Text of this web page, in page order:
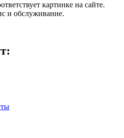
картинке на сайте.
и обслуживание.